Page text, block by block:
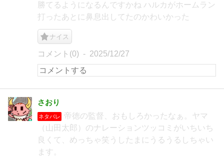
勝てるようになるんですかね ハルカがホームラン
打ったあとに鼻息出してたのかわいかった
ナイス
コメント(0) 2025/12/27
さおり
ネタバレ
帝徳の監督、おもしろかったなぁ。ヤマ
（山田太郎）のナレーションツッコミがいちいち
良くて、めっちゃ笑うしたまにうるうるしちゃい
ます。